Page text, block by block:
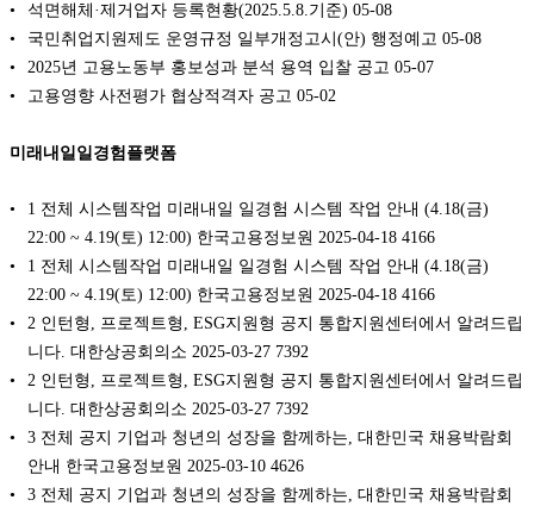
석면해체·제거업자 등록현황(2025.5.8.기준) 05-08
국민취업지원제도 운영규정 일부개정고시(안) 행정예고 05-08
2025년 고용노동부 홍보성과 분석 용역 입찰 공고 05-07
고용영향 사전평가 협상적격자 공고 05-02
미래내일일경험플랫폼
1 전체 시스템작업 미래내일 일경험 시스템 작업 안내 (4.18(금)
22:00 ~ 4.19(토) 12:00) 한국고용정보원 2025-04-18 4166
1 전체 시스템작업 미래내일 일경험 시스템 작업 안내 (4.18(금)
22:00 ~ 4.19(토) 12:00) 한국고용정보원 2025-04-18 4166
2 인턴형, 프로젝트형, ESG지원형 공지 통합지원센터에서 알려드립
니다. 대한상공회의소 2025-03-27 7392
2 인턴형, 프로젝트형, ESG지원형 공지 통합지원센터에서 알려드립
니다. 대한상공회의소 2025-03-27 7392
3 전체 공지 기업과 청년의 성장을 함께하는, 대한민국 채용박람회
안내 한국고용정보원 2025-03-10 4626
3 전체 공지 기업과 청년의 성장을 함께하는, 대한민국 채용박람회